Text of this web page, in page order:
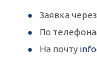
Заявка через
По
На почту